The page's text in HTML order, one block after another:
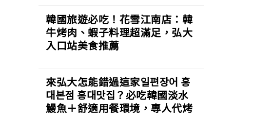
韓國旅遊必吃！花雪江南店：韓
牛烤肉、蝦子料理超滿足，弘大
入口站美食推薦
來弘大怎能錯過這家일편장어 홍
대본점 홍대맛집？必吃韓國淡水
鰻魚＋舒適用餐環境，專人代烤